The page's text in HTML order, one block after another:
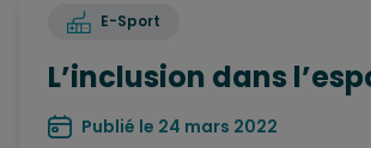
E-Sport
L’inclusion dans
Publié le 24 mars 2022